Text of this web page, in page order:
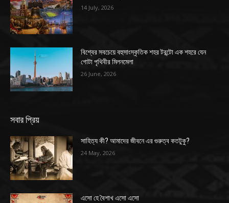
14 July, 2026
বিশ্বের সবচেয়ে বহুসাংস্কৃতিক শহর টরন্টো এক শহরে যেন
গোটা পৃথিবীর মিলনমেলা
26 June, 2026
সবার প্রিয়
সাহিত্য কী? আমাদের জীবনে এর গুরুত্ব কতটুকু?
24 May, 2026
এসো হে বৈশাখ এসো এসো